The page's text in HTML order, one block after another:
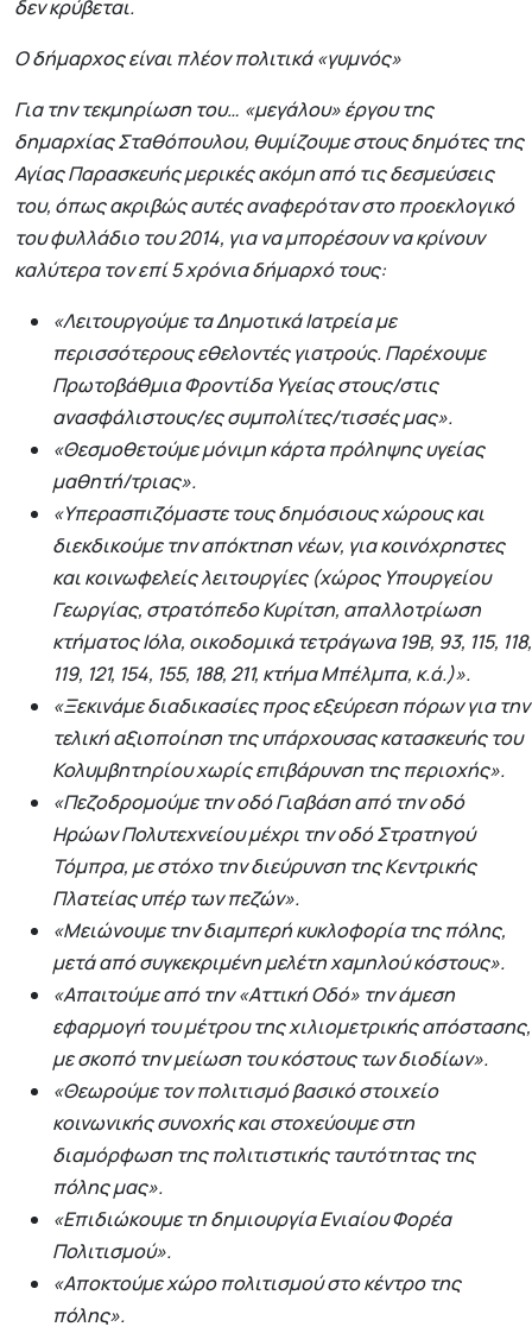
δεν κρύβεται.
Ο δήμαρχος είναι πλέον πολιτικά «γυμνός»
Για την τεκμηρίωση του… «μεγάλου» έργου της
δημαρχίας Σταθόπουλου, θυμίζουμε στους δημότες της
Αγίας Παρασκευής μερικές ακόμη από τις δεσμεύσεις
του, όπως ακριβώς αυτές αναφερόταν στο προεκλογικό
του φυλλάδιο του 2014, για να μπορέσουν να κρίνουν
καλύτερα τον επί 5 χρόνια δήμαρχό τους:
«Λειτουργούμε τα Δημοτικά Ιατρεία με
περισσότερους εθελοντές γιατρούς. Παρέχουμε
Πρωτοβάθμια Φροντίδα Υγείας στους/στις
ανασφάλιστους/ες συμπολίτες/τισσές μας».
«Θεσμοθετούμε μόνιμη κάρτα πρόληψης υγείας
μαθητή/τριας».
«Υπερασπιζόμαστε τους δημόσιους χώρους και
διεκδικούμε την απόκτηση νέων, για κοινόχρηστες
και κοινωφελείς λειτουργίες (χώρος Υπουργείου
Γεωργίας, στρατόπεδο Κυρίτση, απαλλοτρίωση
κτήματος Ιόλα, οικοδομικά τετράγωνα 19Β, 93, 115, 118,
119, 121, 154, 155, 188, 211, κτήμα Μπέλμπα, κ.ά.)».
«Ξεκινάμε διαδικασίες προς εξεύρεση πόρων για την
τελική αξιοποίηση της υπάρχουσας κατασκευής του
Κολυμβητηρίου χωρίς επιβάρυνση της περιοχής».
«Πεζοδρομούμε την οδό Γιαβάση από την οδό
Ηρώων Πολυτεχνείου μέχρι την οδό Στρατηγού
Τόμπρα, με στόχο την διεύρυνση της Κεντρικής
Πλατείας υπέρ των πεζών».
«Μειώνουμε την διαμπερή κυκλοφορία της πόλης,
μετά από συγκεκριμένη μελέτη χαμηλού κόστους».
«Απαιτούμε από την «Αττική Οδό» την άμεση
εφαρμογή του μέτρου της χιλιομετρικής απόστασης,
με σκοπό την μείωση του κόστους των διοδίων».
«Θεωρούμε τον πολιτισμό βασικό στοιχείο
κοινωνικής συνοχής και στοχεύουμε στη
διαμόρφωση της πολιτιστικής ταυτότητας της
πόλης μας».
«Επιδιώκουμε τη δημιουργία Ενιαίου Φορέα
Πολιτισμού».
«Αποκτούμε χώρο πολιτισμού στο κέντρο της
πόλης».